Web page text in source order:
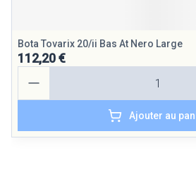
Bota Tovarix 20/ii Bas At Nero Large
112,20 €
Ajouter au